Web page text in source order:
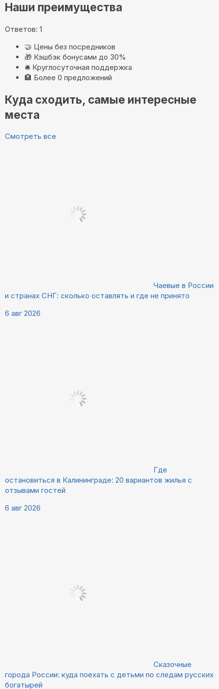
Наши преимущества
Ответов: 1
🤝 Цены без посредников
🎁 Кэшбэк бонусами до 30%
🛎️ Круглосуточная поддержка
🏨 Более 0 предложений
Куда сходить, самые интересные
места
Смотреть все
Чаевые в России
и странах СНГ: сколько оставлять и где не принято
6 авг 2026
Где
остановиться в Калининграде: 20 вариантов жилья с
отзывами гостей
6 авг 2026
Сказочные
города России: куда поехать с детьми по следам русских
богатырей